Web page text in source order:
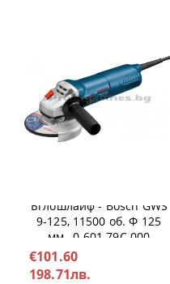
Ъглошлайф - Bosch GWS
9-125, 11500 об. Ф 125
мм., 0.601.79C.000
€101.60
198.71лв.